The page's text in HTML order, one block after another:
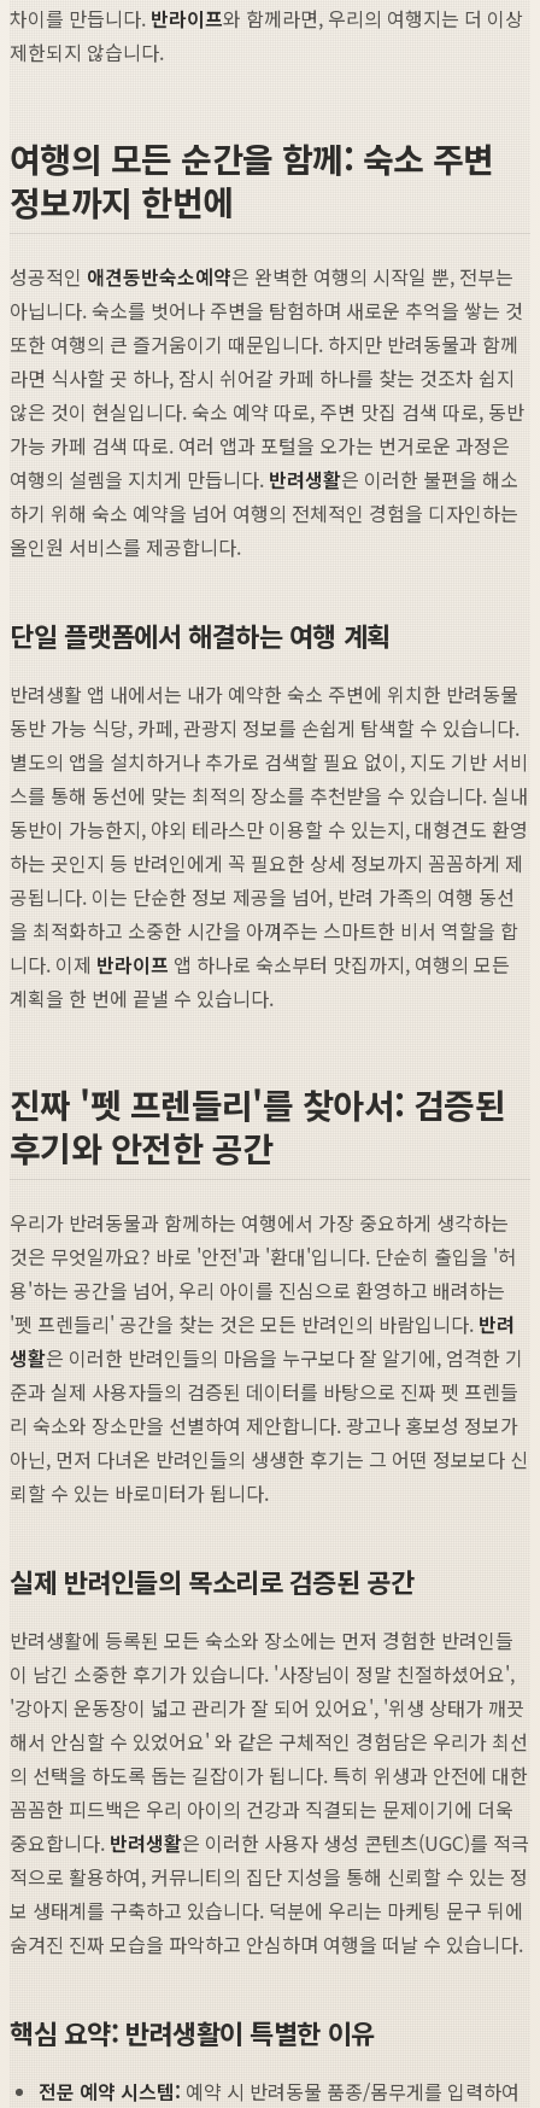
차이를 만듭니다. 반라이프와 함께라면, 우리의 여행지는 더 이상
제한되지 않습니다.
여행의 모든 순간을 함께: 숙소 주변
정보까지 한번에
성공적인 애견동반숙소예약은 완벽한 여행의 시작일 뿐, 전부는
아닙니다. 숙소를 벗어나 주변을 탐험하며 새로운 추억을 쌓는 것
또한 여행의 큰 즐거움이기 때문입니다. 하지만 반려동물과 함께
라면 식사할 곳 하나, 잠시 쉬어갈 카페 하나를 찾는 것조차 쉽지
않은 것이 현실입니다. 숙소 예약 따로, 주변 맛집 검색 따로, 동반
가능 카페 검색 따로. 여러 앱과 포털을 오가는 번거로운 과정은
여행의 설렘을 지치게 만듭니다. 반려생활은 이러한 불편을 해소
하기 위해 숙소 예약을 넘어 여행의 전체적인 경험을 디자인하는
올인원 서비스를 제공합니다.
단일 플랫폼에서 해결하는 여행 계획
반려생활 앱 내에서는 내가 예약한 숙소 주변에 위치한 반려동물
동반 가능 식당, 카페, 관광지 정보를 손쉽게 탐색할 수 있습니다.
별도의 앱을 설치하거나 추가로 검색할 필요 없이, 지도 기반 서비
스를 통해 동선에 맞는 최적의 장소를 추천받을 수 있습니다. 실내
동반이 가능한지, 야외 테라스만 이용할 수 있는지, 대형견도 환영
하는 곳인지 등 반려인에게 꼭 필요한 상세 정보까지 꼼꼼하게 제
공됩니다. 이는 단순한 정보 제공을 넘어, 반려 가족의 여행 동선
을 최적화하고 소중한 시간을 아껴주는 스마트한 비서 역할을 합
니다. 이제 반라이프 앱 하나로 숙소부터 맛집까지, 여행의 모든
계획을 한 번에 끝낼 수 있습니다.
진짜 '펫 프렌들리'를 찾아서: 검증된
후기와 안전한 공간
우리가 반려동물과 함께하는 여행에서 가장 중요하게 생각하는
것은 무엇일까요? 바로 '안전'과 '환대'입니다. 단순히 출입을 '허
용'하는 공간을 넘어, 우리 아이를 진심으로 환영하고 배려하는
'펫 프렌들리' 공간을 찾는 것은 모든 반려인의 바람입니다. 반려
생활은 이러한 반려인들의 마음을 누구보다 잘 알기에, 엄격한 기
준과 실제 사용자들의 검증된 데이터를 바탕으로 진짜 펫 프렌들
리 숙소와 장소만을 선별하여 제안합니다. 광고나 홍보성 정보가
아닌, 먼저 다녀온 반려인들의 생생한 후기는 그 어떤 정보보다 신
뢰할 수 있는 바로미터가 됩니다.
실제 반려인들의 목소리로 검증된 공간
반려생활에 등록된 모든 숙소와 장소에는 먼저 경험한 반려인들
이 남긴 소중한 후기가 있습니다. '사장님이 정말 친절하셨어요',
'강아지 운동장이 넓고 관리가 잘 되어 있어요', '위생 상태가 깨끗
해서 안심할 수 있었어요' 와 같은 구체적인 경험담은 우리가 최선
의 선택을 하도록 돕는 길잡이가 됩니다. 특히 위생과 안전에 대한
꼼꼼한 피드백은 우리 아이의 건강과 직결되는 문제이기에 더욱
중요합니다. 반려생활은 이러한 사용자 생성 콘텐츠(UGC)를 적극
적으로 활용하여, 커뮤니티의 집단 지성을 통해 신뢰할 수 있는 정
보 생태계를 구축하고 있습니다. 덕분에 우리는 마케팅 문구 뒤에
숨겨진 진짜 모습을 파악하고 안심하며 여행을 떠날 수 있습니다.
핵심 요약: 반려생활이 특별한 이유
전문 예약 시스템: 예약 시 반려동물 품종/몸무게를 입력하여